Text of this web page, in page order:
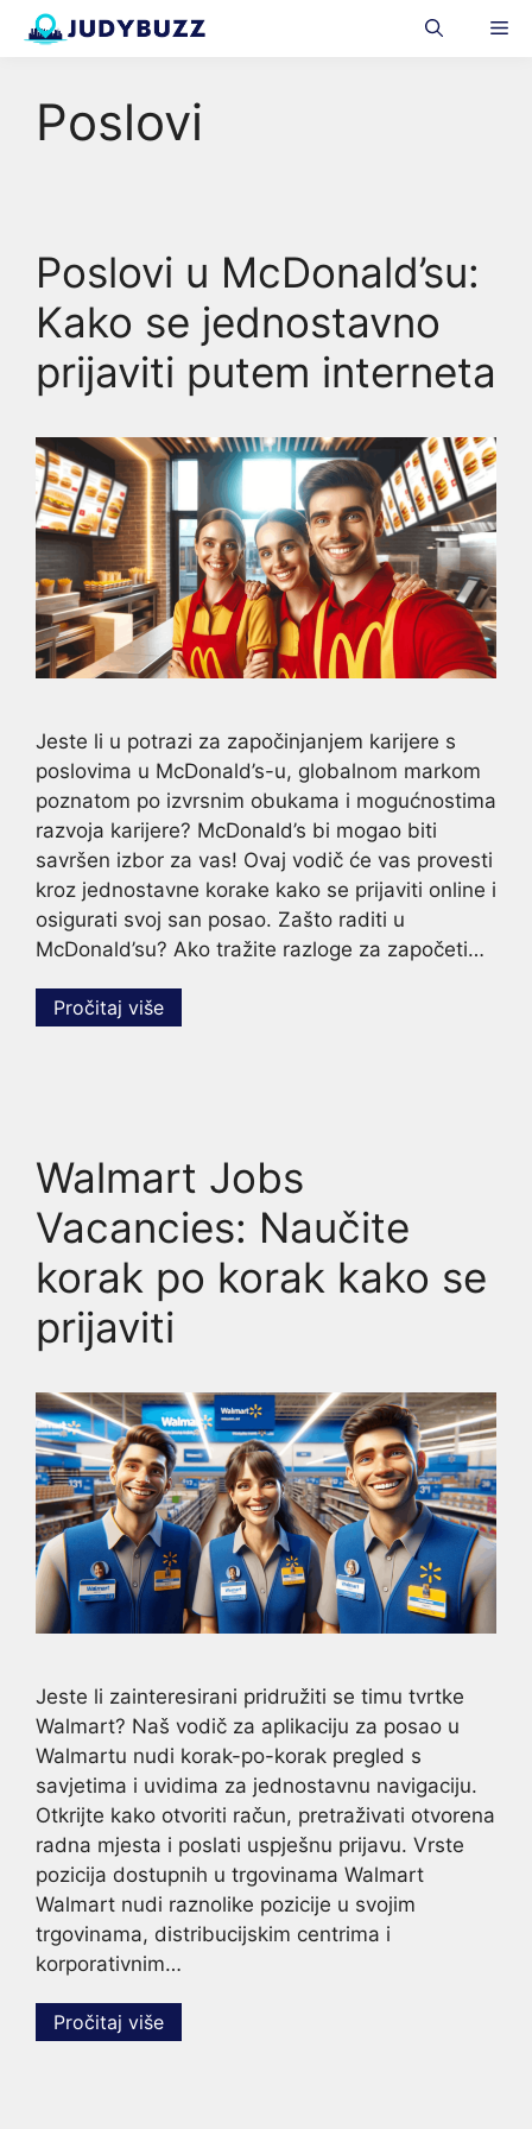
Skip
Poslovi
Poslovi u McDonald’su:
Kako se jednostavno
prijaviti putem interneta
Jeste li u potrazi za započinjanjem karijere s
poslovima u McDonald’s-u, globalnom markom
poznatom po izvrsnim obukama i mogućnostima
razvoja karijere? McDonald’s bi mogao biti
savršen izbor za vas! Ovaj vodič će vas provesti
kroz jednostavne korake kako se prijaviti online i
osigurati svoj san posao. Zašto raditi u
McDonald’su? Ako tražite razloge za započeti…
Pročitaj više
Walmart Jobs
Vacancies: Naučite
korak po korak kako se
prijaviti
Jeste li zainteresirani pridružiti se timu tvrtke
Walmart? Naš vodič za aplikaciju za posao u
Walmartu nudi korak-po-korak pregled s
savjetima i uvidima za jednostavnu navigaciju.
Otkrijte kako otvoriti račun, pretraživati otvorena
radna mjesta i poslati uspješnu prijavu. Vrste
pozicija dostupnih u trgovinama Walmart
Walmart nudi raznolike pozicije u svojim
trgovinama, distribucijskim centrima i
korporativnim…
Pročitaj više